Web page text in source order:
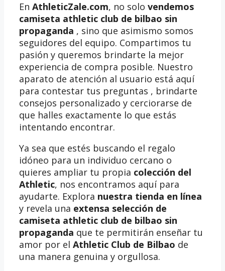
En AthleticZale.com, no solo vendemos
camiseta athletic club de bilbao sin
propaganda , sino que asimismo somos
seguidores del equipo. Compartimos tu
pasión y queremos brindarte la mejor
experiencia de compra posible. Nuestro
aparato de atención al usuario está aquí
para contestar tus preguntas , brindarte
consejos personalizado y cerciorarse de
que halles exactamente lo que estás
intentando encontrar.
Ya sea que estés buscando el regalo
idóneo para un individuo cercano o
quieres ampliar tu propia colección del
Athletic, nos encontramos aquí para
ayudarte. Explora nuestra tienda en línea
y revela una extensa selección de
camiseta athletic club de bilbao sin
propaganda que te permitirán enseñar tu
amor por el Athletic Club de Bilbao de
una manera genuina y orgullosa.